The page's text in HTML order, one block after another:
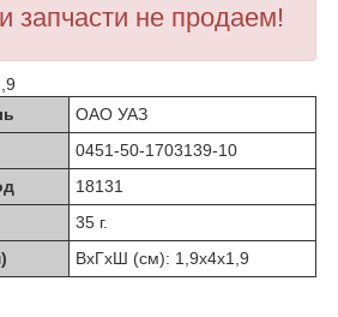
запчасти не продаем!
ОАО УАЗ
0451-50-1703139-10
18131
35 г.
ВхГхШ (см): 1,9х4х1,9